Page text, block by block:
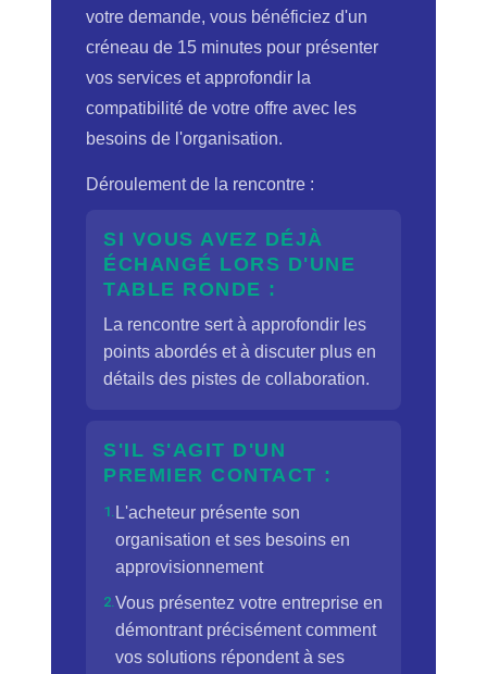
votre demande, vous bénéficiez d'un
créneau de 15 minutes pour présenter
vos services et approfondir la
compatibilité de votre offre avec les
besoins de l'organisation.
Déroulement de la rencontre :
SI VOUS AVEZ DÉJÀ
ÉCHANGÉ LORS D'UNE
TABLE RONDE :
La rencontre sert à approfondir les
points abordés et à discuter plus en
détails des pistes de collaboration.
S'IL S'AGIT D'UN
PREMIER CONTACT :
1. L'acheteur présente son
organisation et ses besoins en
approvisionnement
2.Vous présentez votre entreprise en
démontrant précisément comment
vos solutions répondent à ses